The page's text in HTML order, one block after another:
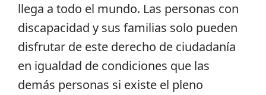
llega a todo el mundo. Las personas con
discapacidad y sus familias solo pueden
disfrutar de este derecho de ciudadanía
en igualdad de condiciones que las
demás personas si existe el pleno